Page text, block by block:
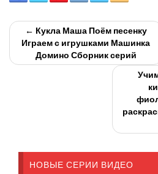
← Кукла Маша Поём песенку
Играем с игрушками Машинка
Домино Сборник серий
НОВЫЕ СЕРИИ ВИДЕО